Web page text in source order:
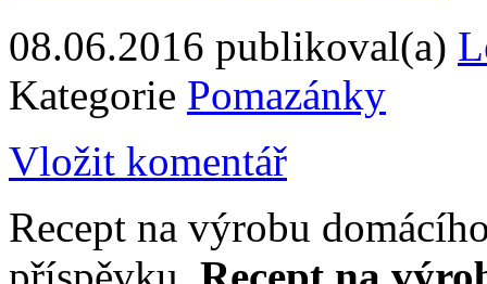
08.06.2016 publikoval(a)
Kategorie Pomazánky
Vložit komentář
Recept na výrobu